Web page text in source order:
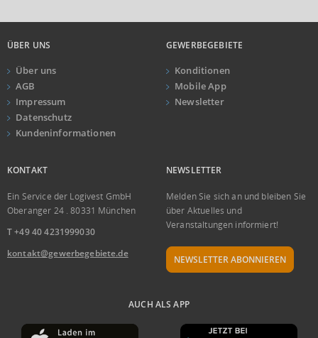
ÜBER UNS
Über uns
AGB
Impressum
Datenschutz
Kundeninformationen
GEWERBEGEBIETE
Konditionen
Mobile App
Newsletter
KONTAKT
Ein Service der Logivest GmbH
Oberanger 24 . 80331 München
T +49 40 4231999030
kontakt@gewerbegebiete.de
NEWSLETTER
Melden Sie sich an und bleiben Sie
über Aktuelles und
Veranstaltungen informiert!
NEWSLETTER ABONNIEREN
AUCH ALS APP